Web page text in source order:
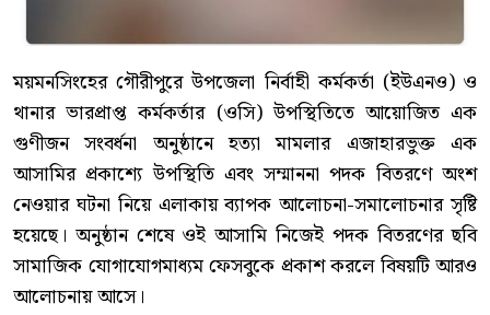
ময়মনসিংহের গৌরীপুরে উপজেলা নির্বাহী কর্মকর্তা (ইউএনও) ও
থানার ভারপ্রাপ্ত কর্মকর্তার (ওসি) উপস্থিতিতে আয়োজিত এক
গুণীজন সংবর্ধনা অনুষ্ঠানে হত্যা মামলার এজাহারভুক্ত এক
আসামির প্রকাশ্যে উপস্থিতি এবং সম্মাননা পদক বিতরণে অংশ
নেওয়ার ঘটনা নিয়ে এলাকায় ব্যাপক আলোচনা-সমালোচনার সৃষ্টি
হয়েছে। অনুষ্ঠান শেষে ওই আসামি নিজেই পদক বিতরণের ছবি
সামাজিক যোগাযোগমাধ্যম ফেসবুকে প্রকাশ করলে বিষয়টি আরও
আলোচনায় আসে।